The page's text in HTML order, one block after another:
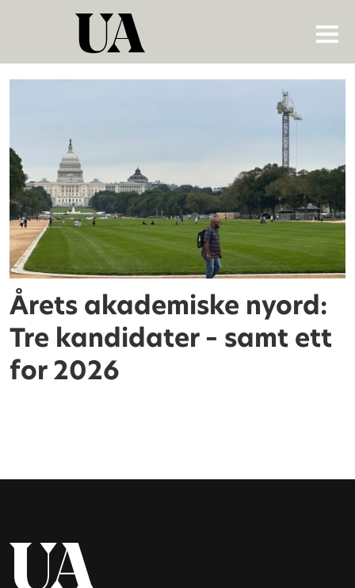
tekoligark
Årets akademiske nyord:
Tre kandidater – samt ett
for 2026